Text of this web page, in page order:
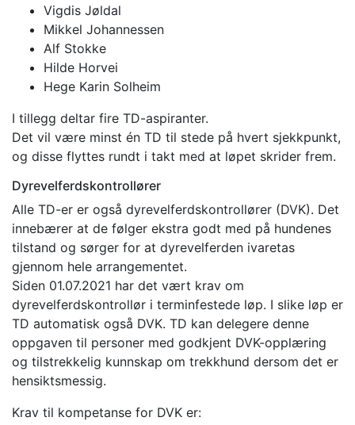
Vigdis Jøldal
Mikkel Johannessen
Alf Stokke
Hilde Horvei
Hege Karin Solheim
I tillegg deltar fire TD-aspiranter.
Det vil være minst én TD til stede på hvert sjekkpunkt,
og disse flyttes rundt i takt med at løpet skrider frem.
Dyrevelferdskontrollører
Alle TD-er er også dyrevelferdskontrollører (DVK). Det
innebærer at de følger ekstra godt med på hundenes
tilstand og sørger for at dyrevelferden ivaretas
gjennom hele arrangementet.
Siden 01.07.2021 har det vært krav om
dyrevelferdskontrollør i terminfestede løp. I slike løp er
TD automatisk også DVK. TD kan delegere denne
oppgaven til personer med godkjent DVK-opplæring
og tilstrekkelig kunnskap om trekkhund dersom det er
hensiktsmessig.
Krav til kompetanse for DVK er: